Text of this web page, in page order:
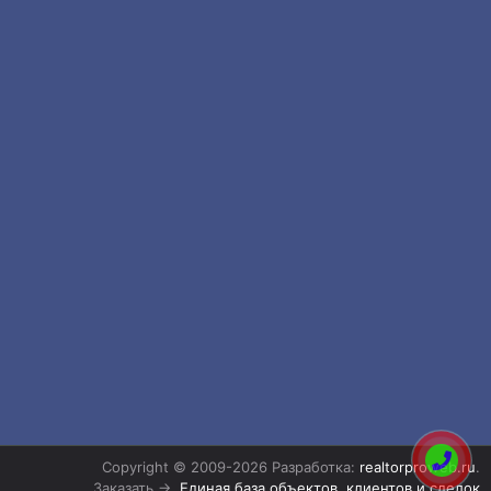
Copyright © 2009-2026 Разработка: realtorproweb.ru.